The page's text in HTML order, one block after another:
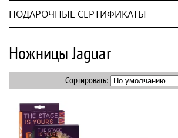
ПОДАРОЧНЫЕ СЕРТИФИКАТЫ
Ножницы Jaguar
Сортировать: